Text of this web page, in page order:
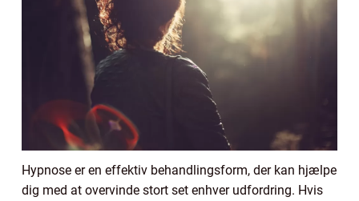
Hypnose er en effektiv behandlingsform, der kan hjælpe
dig med at overvinde stort set enhver udfordring. Hvis